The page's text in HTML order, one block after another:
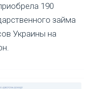
190
займа
Украины на